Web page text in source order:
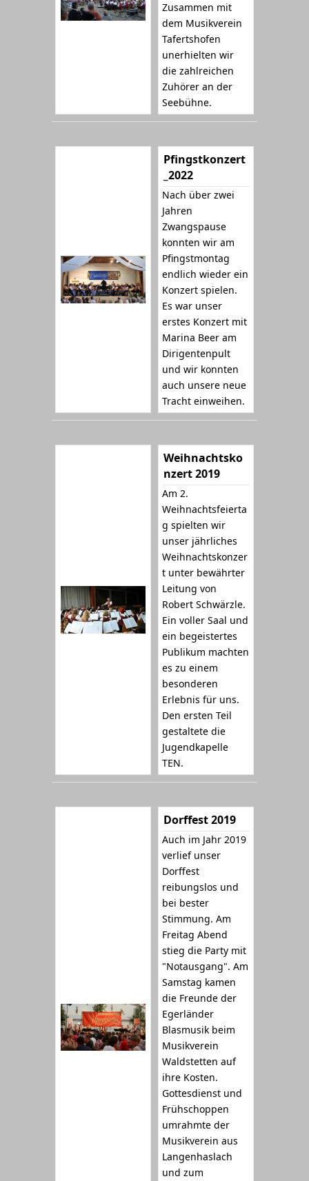
Zusammen mit
dem Musikverein
Tafertshofen
unerhielten wir
die zahlreichen
Zuhörer an der
Seebühne.
Pfingstkonzert
_2022
Nach über zwei
Jahren
Zwangspause
konnten wir am
Pfingstmontag
endlich wieder ein
Konzert spielen.
Es war unser
erstes Konzert mit
Marina Beer am
Dirigentenpult
und wir konnten
auch unsere neue
Tracht einweihen.
Weihnachtsko
nzert 2019
Am 2.
Weihnachtsfeierta
g spielten wir
unser jährliches
Weihnachtskonzer
t unter bewährter
Leitung von
Robert Schwärzle.
Ein voller Saal und
ein begeistertes
Publikum machten
es zu einem
besonderen
Erlebnis für uns.
Den ersten Teil
gestaltete die
Jugendkapelle
TEN.
Dorffest 2019
Auch im Jahr 2019
verlief unser
Dorffest
reibungslos und
bei bester
Stimmung. Am
Freitag Abend
stieg die Party mit
"Notausgang". Am
Samstag kamen
die Freunde der
Egerländer
Blasmusik beim
Musikverein
Waldstetten auf
ihre Kosten.
Gottesdienst und
Frühschoppen
umrahmte der
Musikverein aus
Langenhaslach
und zum